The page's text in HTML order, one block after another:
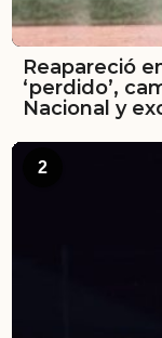
Reapareció
‘perdido’,
Nacional y
2